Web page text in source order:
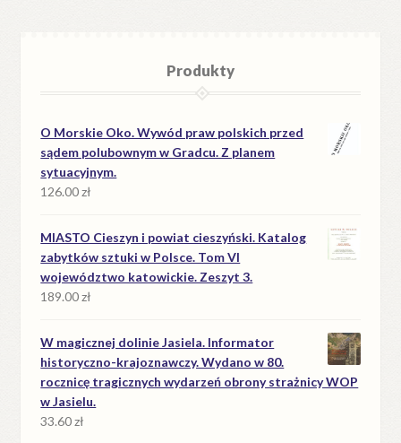
Produkty
O Morskie Oko. Wywód praw polskich przed
sądem polubownym w Gradcu. Z planem
sytuacyjnym.
126.00zł
MIASTO Cieszyn i powiat cieszyński. Katalog
zabytków sztuki w Polsce. Tom VI
województwo katowickie. Zeszyt 3.
189.00zł
W magicznej dolinie Jasiela. Informator
historyczno-krajoznawczy. Wydano w 80.
rocznicę tragicznych wydarzeń obrony strażnicy WOP
w Jasielu.
33.60zł